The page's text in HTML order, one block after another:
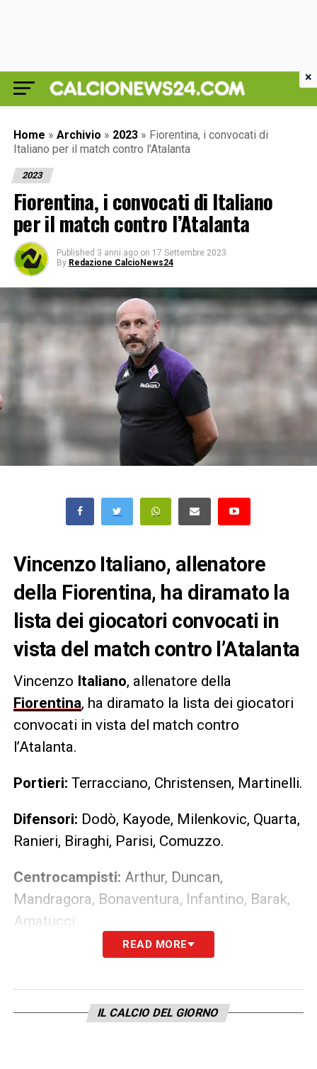
Home » Archivio » 2023 » Fiorentina, i convocati di
Italiano per il match contro l’Atalanta
2023
Fiorentina, i convocati di Italiano
per il match contro l’Atalanta
Published 3 anni ago on 17 Settembre 2023
By Redazione CalcioNews24
Vincenzo Italiano, allenatore
della Fiorentina, ha diramato la
lista dei giocatori convocati in
vista del match contro l’Atalanta
Vincenzo Italiano, allenatore della
Fiorentina, ha diramato la lista dei giocatori
convocati in vista del match contro
l’Atalanta.
Portieri: Terracciano, Christensen, Martinelli.
Difensori: Dodò, Kayode, Milenkovic, Quarta,
Ranieri, Biraghi, Parisi, Comuzzo.
Centrocampisti: Arthur, Duncan,
Mandragora, Bonaventura, Infantino, Barak,
Amatucci.
Nico Gonzalez, Sottil, Brekalo,
LA PLAYLIST DELLE NOSTRE TOP NEWS
READ MORE
IL CALCIO DEL GIORNO
×